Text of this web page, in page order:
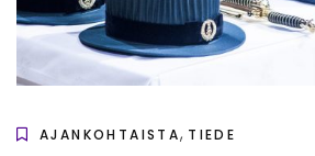
AJANKOHTAISTA, TIEDE